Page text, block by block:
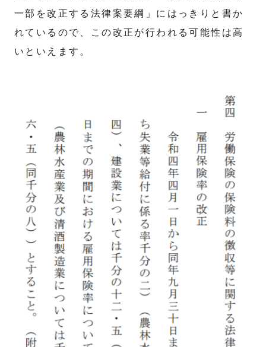
一部を改正する法律案要綱」にはっきりと書か
れているので、この改正が行われる可能性は高
いといえます。